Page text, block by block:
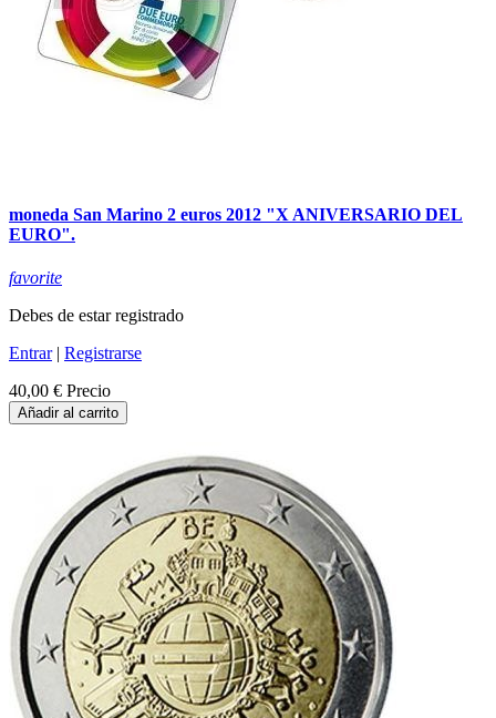
moneda San Marino 2 euros 2012 "X ANIVERSARIO DEL
EURO".
favorite
Debes de estar registrado
Entrar| Registrarse
40,00 € Precio
Añadir al carrito